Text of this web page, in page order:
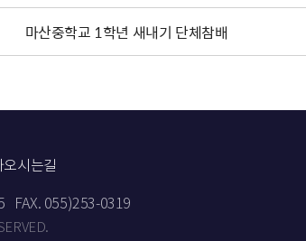
마산중학교 1학년 새내기 단체참배
오시는길
FAX. 055)253-0319